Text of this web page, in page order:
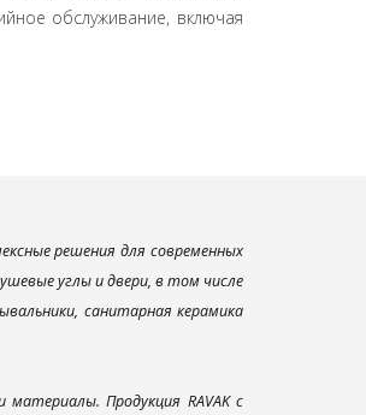
обслуживание, включая
решения для современных
углы и двери, в том числе
санитарная керамика
Продукция RAVAK с